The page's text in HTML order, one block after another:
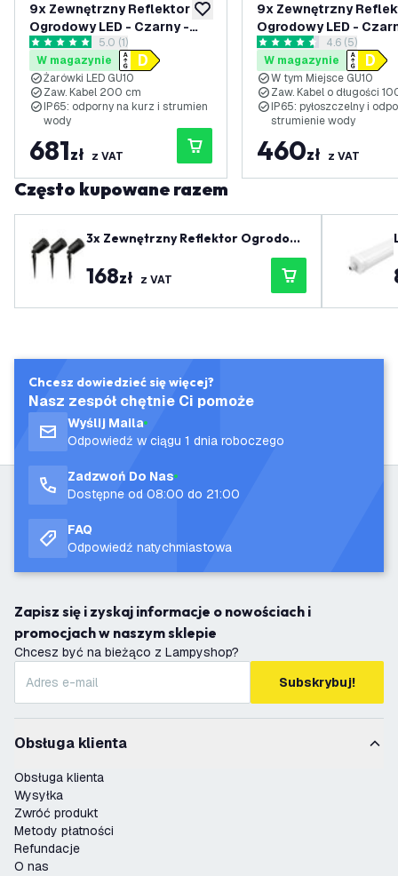
dodaj do listy życzeń
9x Zewnętrzny Reflektor
Ogrodowy LED - Czarny -
IP65 - 3W - 2700K - Kabel
zasilający 2 metry
otwórz panel recenzji
5 Gwiazdki oceny
5.0 (1)
W magazynie
Żarówki LED GU10
Zaw. Kabel 200 cm
IP65: odporny na kurz i strumien
wody
681zł z VAT
9x Zewnętrzny
Ogrodowy LED -
IP65 - 3W - 6500K -
zasilający 1 metr
otwórz panel
4.6 Gwiazdki oceny
4.6 (5)
W magazynie
W tym Miejsce GU10
Zaw. Kabel o długości
IP65: pyłoszczelny i
strumienie wody
460zł z VAT
Często kupowane razem
3x Zewnętrzny Reflektor Ogrodowy
LED - Czarny - IP65 - Gniazdo GU1
0 - Kabel zasilający 1 metr
168zł z VAT
Chcesz dowiedzieć się więcej?
Nasz zespół chętnie Ci pomoże
Wyślij Maila
Odpowiedź w ciągu 1 dnia roboczego
Zadzwoń Do Nas
Dostępne od 08:00 do 21:00
FAQ
Odpowiedź natychmiastowa
Zapisz się i zyskaj informacje o nowościach i
promocjach w naszym sklepie
Chcesz być na bieżąco z Lampyshop?
Subskrybuj!
Obsługa klienta
Obsługa klienta
Wysyłka
Zwróć produkt
Metody płatności
Refundacje
O nas